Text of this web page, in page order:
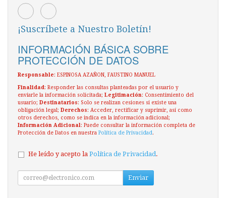
¡Suscríbete a Nuestro Boletín!
INFORMACIÓN BÁSICA SOBRE
PROTECCIÓN DE DATOS
Responsable: ESPINOSA AZAÑON, FAUSTINO MANUEL
Finalidad: Responder las consultas planteadas por el usuario y
enviarle la información solicitada; Legitimación: Consentimiento del
usuario; Destinatarios: Solo se realizan cesiones si existe una
obligación legal; Derechos: Acceder, rectificar y suprimir, así como
otros derechos, como se indica en la información adicional;
Información Adicional : Puede consultar la información completa de
Protección de Datos en nuestra Política de Privacidad .
He leído y acepto la Política de Privacidad.
Enviar